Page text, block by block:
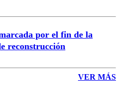
por el fin de la
reconstrucción
VER MÁS